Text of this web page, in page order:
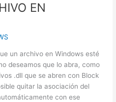
EN
un archivo en Windows esté
deseamos que lo abra, como
.dll que se abren con Block
quitar la asociación del
con ese